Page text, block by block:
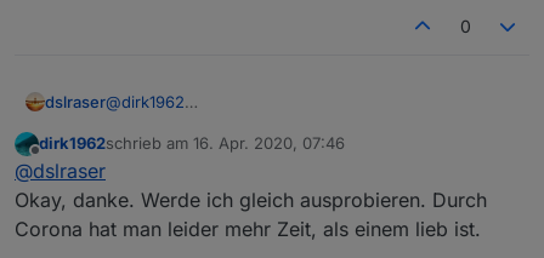
0
dslraser@dirk1962
zu aktualisieren. Ich habe "einfache HMIP
einfache = 0 geschlossen, 1 = offen
Drehgriffe = 0 geschlossen, 1 = gekippt und 2 =
offen, deshalb ist diese Version über die Werteliste.
CLOSED
OPEN
sonst hätte ich bei 1 offen und gekippt
Schau Dir für true/false mal die Steckdosenvariante
Offline
dirk1962schrieb am 16. Apr. 2020, 07:46
zuletzt editiert von
@dslraser
Okay, danke. Werde ich gleich ausprobieren. Durch
Corona hat man leider mehr Zeit, als einem lieb ist.